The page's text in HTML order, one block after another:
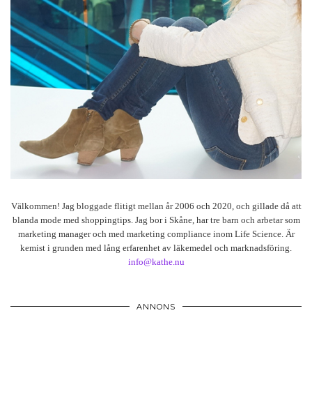
Välkommen! Jag bloggade flitigt mellan år 2006 och 2020, och gillade då att
blanda mode med shoppingtips. Jag bor i Skåne, har tre barn och arbetar som
marketing manager och med marketing compliance inom Life Science. Är
kemist i grunden med lång erfarenhet av läkemedel och marknadsföring.
info@kathe.nu
ANNONS